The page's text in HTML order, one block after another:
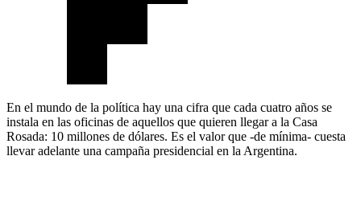
En el mundo de la política hay una cifra que cada cuatro años se
instala en las oficinas de aquellos que quieren llegar a la Casa
Rosada: 10 millones de dólares. Es el valor que -de mínima- cuesta
llevar adelante una campaña presidencial en la Argentina.